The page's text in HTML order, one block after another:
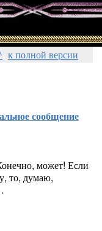
к полной версии
сообщение
может! Если
то, думаю,